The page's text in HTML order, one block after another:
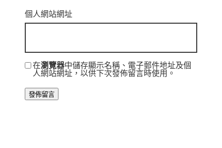
個人網站網址
在瀏覽器中儲存顯示名稱、電子郵件地址及個
人網站網址，以供下次發佈留言時使用。